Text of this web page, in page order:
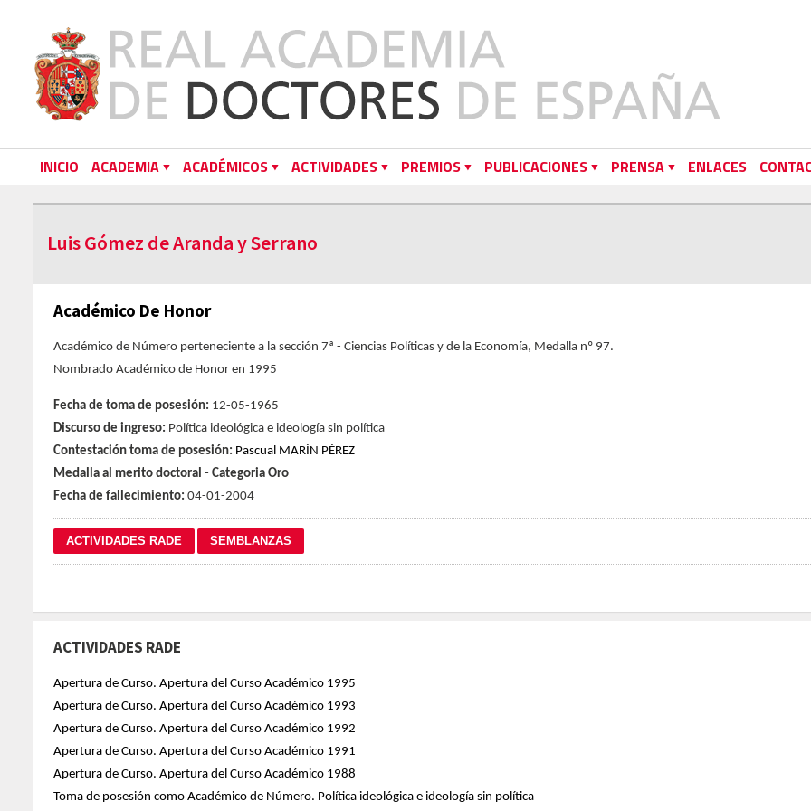
INICIO ACADEMIA ACADÉMICOS ACTIVIDADES PREMIOS PUBLICACIONES PRENSA ENLACES
Luis Gómez de Aranda y Serrano
Académico De Honor
Académico de Número perteneciente a la sección 7ª - Ciencias Políticas y de la Economía, Medalla nº 97.
Nombrado Académico de Honor en 1995
Fecha de toma de posesión: 12-05-1965
Discurso de ingreso: Política ideológica e ideología sin política
Contestación toma de posesión: Pascual MARÍN PÉREZ
Medalla al merito doctoral - Categoria Oro
Fecha de fallecimiento: 04-01-2004
ACTIVIDADES RADE
Apertura de Curso. Apertura del Curso Académico 1995
Apertura de Curso. Apertura del Curso Académico 1993
Apertura de Curso. Apertura del Curso Académico 1992
Apertura de Curso. Apertura del Curso Académico 1991
Apertura de Curso. Apertura del Curso Académico 1988
Toma de posesión como Académico de Número. Política ideológica e ideología sin política